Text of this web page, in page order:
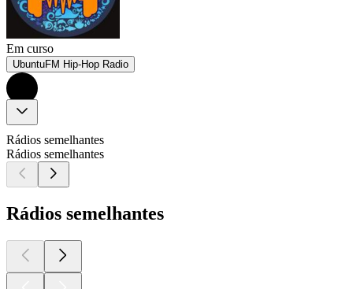
Em curso
UbuntuFM Hip-Hop Radio
Rádios semelhantes
Rádios semelhantes
Rádios semelhantes